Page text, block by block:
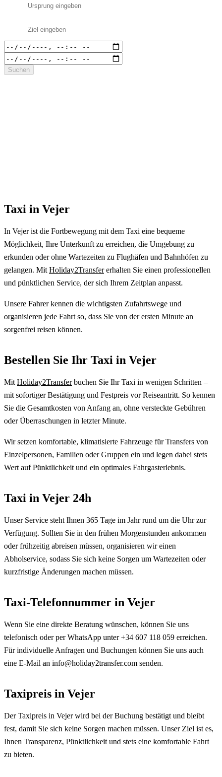
Suchen
Taxi in Vejer
In Vejer ist die Fortbewegung mit dem Taxi eine bequeme
Möglichkeit, Ihre Unterkunft zu erreichen, die Umgebung zu
erkunden oder ohne Wartezeiten zu Flughäfen und Bahnhöfen zu
gelangen. Mit Holiday2Transfererhalten Sie einen professionellen
und pünktlichen Service, der sich Ihrem Zeitplan anpasst.
Unsere Fahrer kennen die wichtigsten Zufahrtswege und
organisieren jede Fahrt so, dass Sie von der ersten Minute an
sorgenfrei reisen können.
Bestellen Sie Ihr Taxi in Vejer
Mit Holiday2Transferbuchen Sie Ihr Taxi in wenigen Schritten –
mit sofortiger Bestätigung und Festpreis vor Reiseantritt. So kennen
Sie die Gesamtkosten von Anfang an, ohne versteckte Gebühren
oder Überraschungen in letzter Minute.
Wir setzen komfortable, klimatisierte Fahrzeuge für Transfers von
Einzelpersonen, Familien oder Gruppen ein und legen dabei stets
Wert auf Pünktlichkeit und ein optimales Fahrgasterlebnis.
Taxi in Vejer 24h
Unser Service steht Ihnen 365 Tage im Jahr rund um die Uhr zur
Verfügung. Sollten Sie in den frühen Morgenstunden ankommen
oder frühzeitig abreisen müssen, organisieren wir einen
Abholservice, sodass Sie sich keine Sorgen um Wartezeiten oder
kurzfristige Änderungen machen müssen.
Taxi-Telefonnummer in Vejer
Wenn Sie eine direkte Beratung wünschen, können Sie uns
telefonisch oder per WhatsApp unter +34 607 118 059 erreichen.
Für individuelle Anfragen und Buchungen können Sie uns auch
eine E-Mail an info@holiday2transfer.com senden.
Taxipreis in Vejer
Der Taxipreis in Vejer wird bei der Buchung bestätigt und bleibt
fest, damit Sie sich keine Sorgen machen müssen. Unser Ziel ist es,
Ihnen Transparenz, Pünktlichkeit und stets eine komfortable Fahrt
zu bieten.